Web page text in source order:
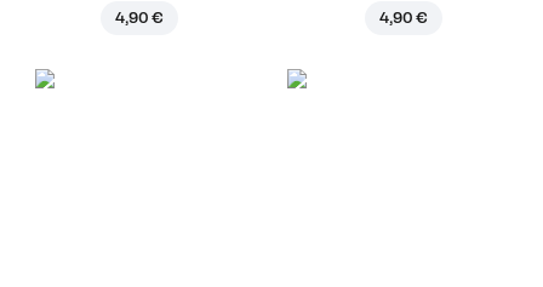
4,90 € 4,90 €